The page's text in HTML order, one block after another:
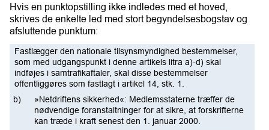
Hvis en punktopstilling ikke indledes med et hoved,
skrives de enkelte led med stort begyndelsesbogstav og
afsluttende punktum:
Fastlægger den nationale tilsynsmyndighed bestemmelser,
som med udgangspunkt i denne artikels litra a)-d) skal
indføjes i samtrafikaftaler, skal disse bestemmelser
offentliggøres som fastlagt i artikel 14, stk. 1.
»Netdriftens sikkerhed«: Medlemsstaterne træffer de
nødvendige foranstaltninger for at sikre, at forskrifterne
kan træde i kraft senest den 1. januar 2000.